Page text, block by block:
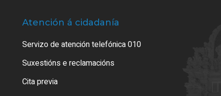
Atención á cidadanía
Servizo de atención telefónica 010
Suxestións e reclamacións
Cita previa